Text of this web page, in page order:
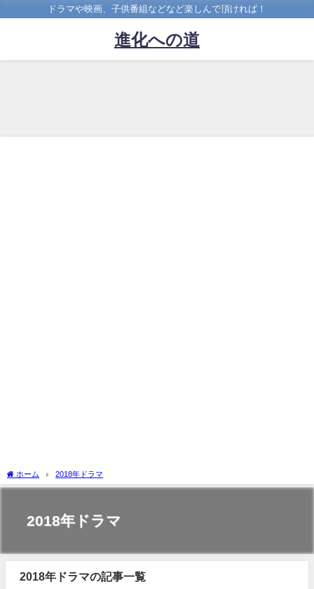
ドラマや映画、子供番組などなど楽しんで頂ければ！
進化への道
ホーム 2018年ドラマ
2018年ドラマ
2018年ドラマの記事一覧